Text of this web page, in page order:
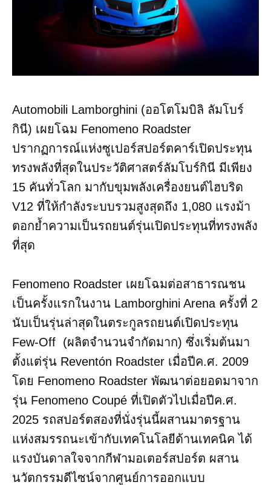
Automobili Lamborghini (ออโตโมบิลิ ลัมโบร์
กินี) เผยโฉม Fenomeno Roadster
ปรากฏการณ์แห่งซูเปอร์สปอร์ตคาร์เปิดประทุน
ทรงพลังที่สุดในประวัติศาสตร์ลัมโบร์กินี มีเพียง
15 คันทั่วโลก มากับขุมพลังเครื่องยนต์ไฮบริด
V12 ที่ให้กำลังระบบรวมสูงสุดถึง 1,080 แรงม้า
ตอกย้ำความเป็นรถยนต์รุ่นเปิดประทุนที่ทรงพลัง
ที่สุด
Fenomeno Roadster เผยโฉมต่อสาธารณชน
เป็นครั้งแรกในงาน Lamborghini Arena ครั้งที่ 2
นับเป็นรุ่นล่าสุดในตระกูลรถยนต์เปิดประทุน
Few-Off (ผลิตจำนวนจำกัดมาก) ซึ่งเริ่มต้นมา
ตั้งแต่รุ่น Reventón Roadster เมื่อปีค.ศ. 2009
โดย Fenomeno Roadster พัฒนาต่อยอดมาจาก
รุ่น Fenomeno Coupé ที่เปิดตัวไปเมื่อปีค.ศ.
2025 รถสปอร์ตสองที่นั่งรุ่นนี้ผสานมาตรฐาน
แห่งสมรรถนะเข้ากับเทคโนโลยีด้านเทคนิค ได้
แรงบันดาลใจจากกีฬามอเตอร์สปอร์ต ผสาน
นวัตกรรมดีไซน์จากศูนย์การออกแบบ